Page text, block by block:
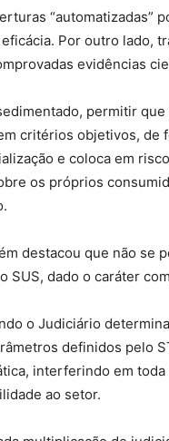
“automatizadas”
Por outro lado,
evidências
permitir
critérios objetivos, de
e coloca em
os próprios
destacou que não se
SUS, dado o caráter
o Judiciário
definidos pelo
interferindo em
ao setor.